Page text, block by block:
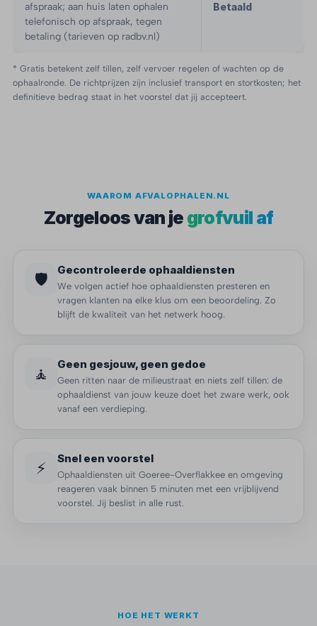
afspraak; aan huis laten ophalen
telefonisch op afspraak, tegen
betaling (tarieven op radbv.nl)
Betaald
* Gratis betekent zelf tillen, zelf vervoer regelen of wachten op de
ophaalronde. De richtprijzen zijn inclusief transport en stortkosten; het
definitieve bedrag staat in het voorstel dat jij accepteert.
WAAROM AFVALOPHALEN.NL
Zorgeloos van je grofvuil af
🛡️ Gecontroleerde ophaaldiensten
We volgen actief hoe ophaaldiensten presteren en
vragen klanten na elke klus om een beoordeling. Zo
blijft de kwaliteit van het netwerk hoog.
🧘 Geen gesjouw, geen gedoe
Geen ritten naar de milieustraat en niets zelf tillen: de
ophaaldienst van jouw keuze doet het zware werk, ook
vanaf een verdieping.
⚡ Snel een voorstel
Ophaaldiensten uit Goeree-Overflakkee en omgeving
reageren vaak binnen 5 minuten met een vrijblijvend
voorstel. Jij beslist in alle rust.
HOE HET WERKT